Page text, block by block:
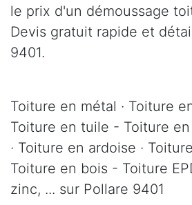
le prix d'un démoussage
Devis gratuit rapide et
9401.
Toiture en métal · Toiture
Toiture en tuile - Toiture
· Toiture en ardoise ·
Toiture en bois - Toiture
zinc, ... sur Pollare 9401